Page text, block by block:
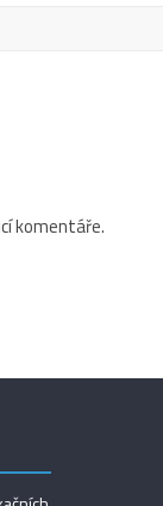
komentáře.